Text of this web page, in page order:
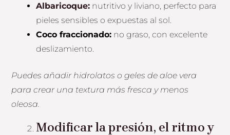
Albaricoque: nutritivo y liviano, perfecto para
pieles sensibles o expuestas al sol.
Coco fraccionado: no graso, con excelente
deslizamiento.
Puedes añadir hidrolatos o geles de aloe vera
para crear una textura más fresca y menos
oleosa.
Modificar la presión, el ritmo y